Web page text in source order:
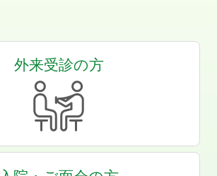
外来受診の方